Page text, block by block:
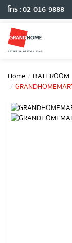
โทร : 02-016-9888
Home
BATHROOM